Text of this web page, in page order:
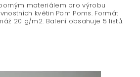
materiálem pro výrobu
květin Pom Poms. Formát
20 g/m2. Balení obsahuje 5 listů.